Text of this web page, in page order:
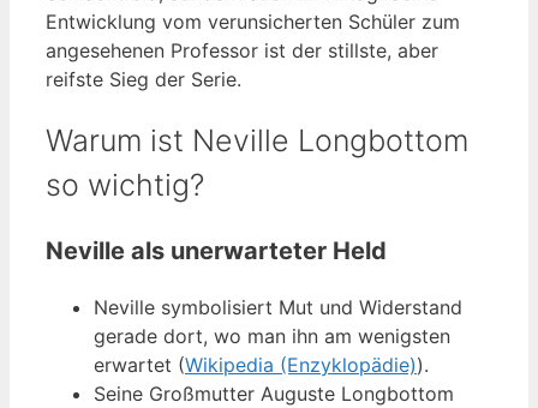
Entwicklung vom verunsicherten Schüler zum
angesehenen Professor ist der stillste, aber
reifste Sieg der Serie.
Warum ist Neville Longbottom
so wichtig?
Neville als unerwarteter Held
Neville symbolisiert Mut und Widerstand
gerade dort, wo man ihn am wenigsten
erwartet (Wikipedia (Enzyklopädie)).
Seine Großmutter Auguste Longbottom